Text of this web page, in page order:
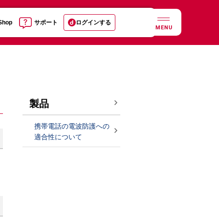
サポート ログインする
MENU
製品
携帯電話の電波防護への
適合性について